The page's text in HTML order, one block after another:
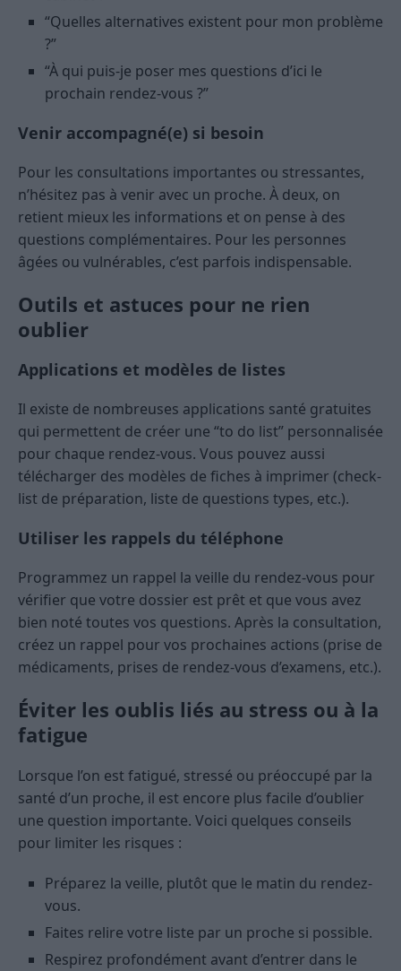
“Quelles alternatives existent pour mon problème
?”
“À qui puis-je poser mes questions d’ici le
prochain rendez-vous ?”
Venir accompagné(e) si besoin
Pour les consultations importantes ou stressantes,
n’hésitez pas à venir avec un proche. À deux, on
retient mieux les informations et on pense à des
questions complémentaires. Pour les personnes
âgées ou vulnérables, c’est parfois indispensable.
Outils et astuces pour ne rien
oublier
Applications et modèles de listes
Il existe de nombreuses applications santé gratuites
qui permettent de créer une “to do list” personnalisée
pour chaque rendez-vous. Vous pouvez aussi
télécharger des modèles de fiches à imprimer (check-
list de préparation, liste de questions types, etc.).
Utiliser les rappels du téléphone
Programmez un rappel la veille du rendez-vous pour
vérifier que votre dossier est prêt et que vous avez
bien noté toutes vos questions. Après la consultation,
créez un rappel pour vos prochaines actions (prise de
médicaments, prises de rendez-vous d’examens, etc.).
Éviter les oublis liés au stress ou à la
fatigue
Lorsque l’on est fatigué, stressé ou préoccupé par la
santé d’un proche, il est encore plus facile d’oublier
une question importante. Voici quelques conseils
pour limiter les risques :
Préparez la veille, plutôt que le matin du rendez-
vous.
Faites relire votre liste par un proche si possible.
Respirez profondément avant d’entrer dans le